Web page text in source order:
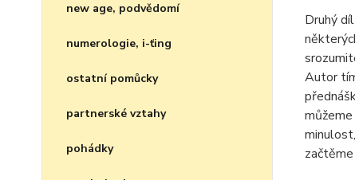
new age, podvědomí
numerologie, i-ťing
ostatní pomůcky
partnerské vztahy
pohádky
Druhý
Autor